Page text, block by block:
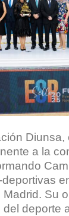
Diunsa,
a la
Su
deporte